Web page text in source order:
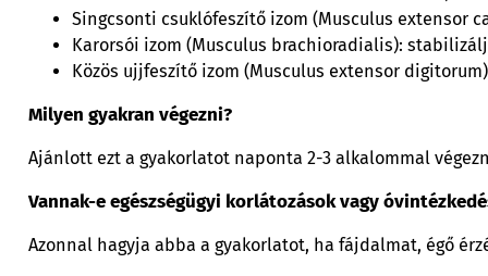
Singcsonti csuklófeszítő izom (Musculus extensor
Karorsói izom (Musculus brachioradialis):
Közös ujjfeszítő izom (Musculus extensor
Milyen gyakran végezni?
Ajánlott ezt a gyakorlatot naponta 2-3 alkalommal
Vannak-e egészségügyi korlátozások vagy
Azonnal hagyja abba a gyakorlatot, ha fájdalmat, égő